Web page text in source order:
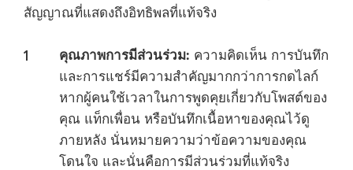
สัญญาณที่แสดงถึงอิทธิพลที่แท้จริง
คุณภาพการมีส่วนร่วม: ความคิดเห็น การบันทึก
และการแชร์มีความสำคัญมากกว่าการกดไลก์
หากผู้คนใช้เวลาในการพูดคุยเกี่ยวกับโพสต์ของ
คุณ แท็กเพื่อน หรือบันทึกเนื้อหาของคุณไว้ดู
ภายหลัง นั่นหมายความว่าข้อความของคุณ
โดนใจ และนั่นคือการมีส่วนร่วมที่แท้จริง